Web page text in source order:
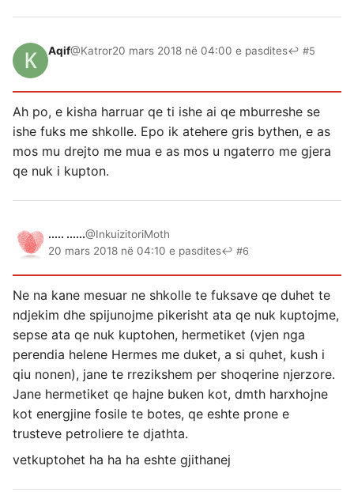
Aqif@Katror20 mars 2018 në 04:00 e pasdites↩ #5
Ah po, e kisha harruar qe ti ishe ai qe mburreshe se
ishe fuks me shkolle. Epo ik atehere gris bythen, e as
mos mu drejto me mua e as mos u ngaterro me gjera
qe nuk i kupton.
..... ......@InkuizitoriMoth
20 mars 2018 në 04:10 e pasdites↩ #6
Ne na kane mesuar ne shkolle te fuksave qe duhet te
ndjekim dhe spijunojme pikerisht ata qe nuk kuptojme,
sepse ata qe nuk kuptohen, hermetiket (vjen nga
perendia helene Hermes me duket, a si quhet, kush i
qiu nonen), jane te rrezikshem per shoqerine njerzore.
Jane hermetiket qe hajne buken kot, dmth harxhojne
kot energjine fosile te botes, qe eshte prone e
trusteve petroliere te djathta.
vetkuptohet ha ha ha eshte gjithanej